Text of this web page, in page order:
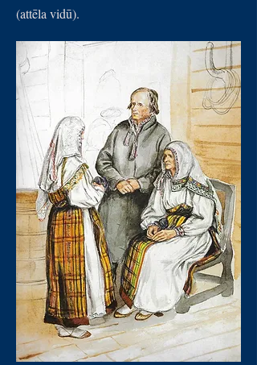
(attēla vidū).